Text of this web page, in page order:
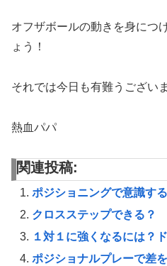
オフザボールの動きを身につ
ょう！
それでは今日も有難うござい
熱血パパ
関連投稿:
ポジショニングで意識す
クロスステップできる？
１対１に強くなるには？
ポジショナルプレーで差